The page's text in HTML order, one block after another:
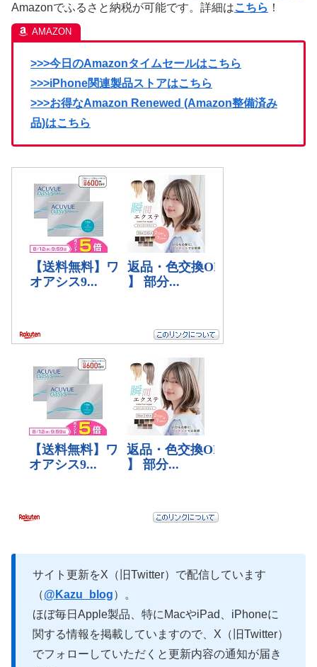
Amazonでふるさと納税が可能です。詳細はこちら ！
>>>今日のAmazonタイムセールはこちら
>>>iPhone関連製品ストアはこちら
>>>お得なAmazon Renewed (Amazon整備済み
品)はこちら
サイト更新をX（旧Twitter）で配信しています
（@Kazu_blog）。
ほぼ毎日Apple製品、特にMacやiPad、iPhoneに
関する情報を掲載していますので、X（旧Twitter）
でフォローしていただくと更新内容の通知が届き